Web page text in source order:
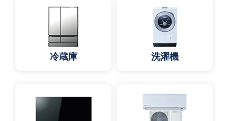
冷蔵庫 洗濯機